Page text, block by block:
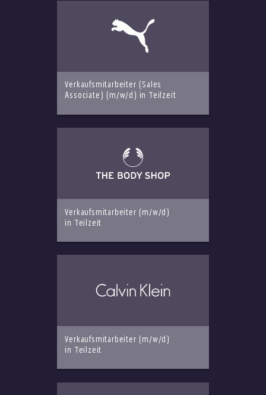
Verkaufsmitarbeiter (Sales
Associate) (m/w/d) in Teilzeit
Verkaufsmitarbeiter (m/w/d)
in Teilzeit
Verkaufsmitarbeiter (m/w/d)
in Teilzeit